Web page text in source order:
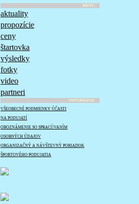
MENU
aktuality
propozície
ceny
štartovka
výsledky
fotky
video
partneri
INFORMÁCIE
VŠEOBECNÉ PODMIENKY ÚČASTI
NA PODUJATÍ
OBOZNÁMENIE SO SPRACÚVANÍM
OSOBNÝCH ÚDAJOV
ORGANIZAČNÝ A NÁVŠTEVNÝ PORIADOK
ŠPORTOVÉHO PODUJATIA